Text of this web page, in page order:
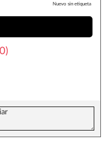
Nuevo sin etiqueta
0)